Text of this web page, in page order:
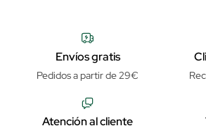
Envíos gratis
Pedidos a partir de 29€
Atención al cliente